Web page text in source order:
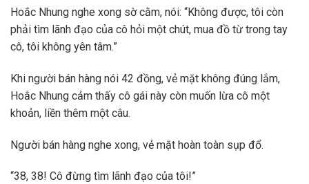
Hoắc Nhung nghe xong sờ cằm, nói: “Không được, tôi còn
phải tìm lãnh đạo của cô hỏi một chút, mua đồ từ trong tay
cô, tôi không yên tâm.”
Khi người bán hàng nói 42 đồng, vẻ mặt không đúng lắm,
Hoắc Nhung cảm thấy cô gái này còn muốn lừa cô một
khoản, liền thêm một câu.
Người bán hàng nghe xong, vẻ mặt hoàn toàn sụp đổ.
“38, 38! Cô đừng tìm lãnh đạo của tôi!”